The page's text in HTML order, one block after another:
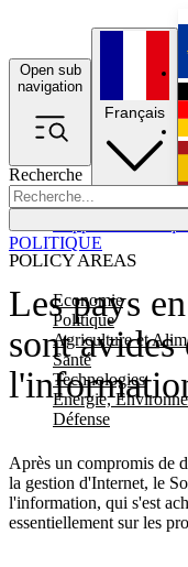
Open sub
navigation
Recherche
POLICY AREAS
Economie
Politique
Agriculture et
Santé
Technologies
Energie,
Défense
Français
Les pays
sont avides
Après un compromis de
la gestion d'Internet, le
l'information, qui s'est
essentiellement sur les
POLITIQUE